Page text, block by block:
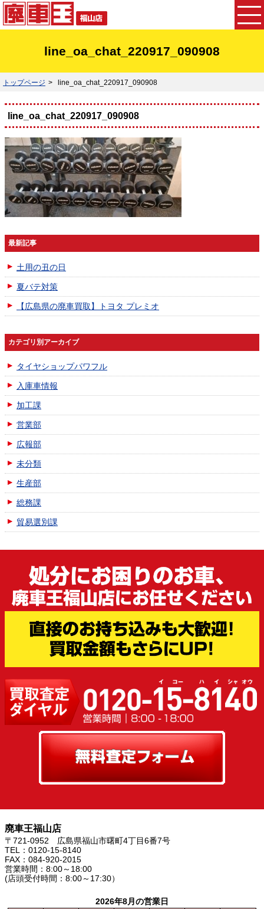
line_oa_chat_220917_090908
トップページ line_oa_chat_220917_090908
line_oa_chat_220917_090908
最新記事
土用の丑の日
夏バテ対策
【広島県の廃車買取】トヨタ プレミオ
カテゴリ別アーカイブ
タイヤショップパワフル
入庫車情報
加工課
営業部
広報部
未分類
生産部
総務課
貿易選別課
廃車王福山店
〒721-0952 広島県福山市曙町4丁目6番7号
TEL：0120-15-8140
FAX：084-920-2015
営業時間：8:00～18:00
(店頭受付時間：8:00～17:30）
2026年8月の営業日